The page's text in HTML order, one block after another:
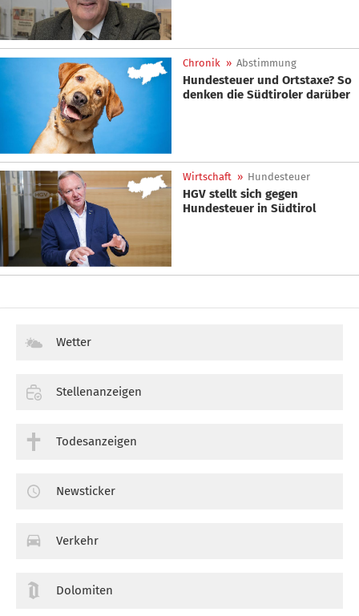
Chronik » Abstimmung
Hundesteuer und Ortstaxe? So
denken die Südtiroler darüber
Wirtschaft » Hundesteuer
HGV stellt sich gegen
Hundesteuer in Südtirol
Wetter
Stellenanzeigen
Todesanzeigen
Newsticker
Verkehr
Dolomiten